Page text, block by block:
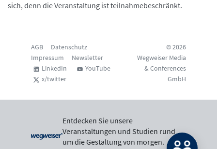
sich, denn die Veranstaltung ist teilnahmebeschränkt.
AGB
Datenschutz
Impressum
Newsletter
LinkedIn
YouTube
x/twitter
© 2026
Wegweiser Media
& Conferences
GmbH
Entdecken Sie unsere
Veranstaltungen und Studien rund
um die Gestaltung von morgen.